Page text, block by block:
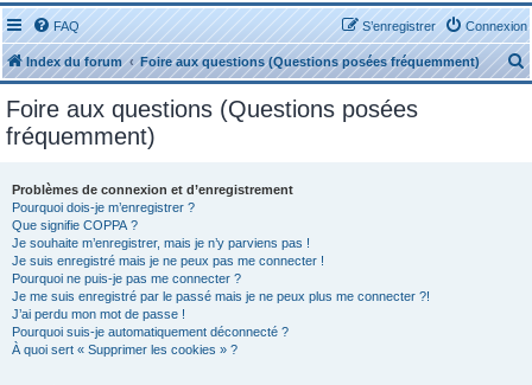
FAQ Connexion
S’enregistrer
Index du forum Foire aux questions (Questions posées fréquemment)
e
Foire aux questions (Questions posées
fréquemment)
Problèmes de connexion et d’enregistrement
Pourquoi dois-je m’enregistrer ?
Que signifie COPPA ?
Je souhaite m’enregistrer, mais je n’y parviens pas !
Je suis enregistré mais je ne peux pas me connecter !
Pourquoi ne puis-je pas me connecter ?
Je me suis enregistré par le passé mais je ne peux plus me connecter ?!
J’ai perdu mon mot de passe !
Pourquoi suis-je automatiquement déconnecté ?
À quoi sert « Supprimer les cookies » ?